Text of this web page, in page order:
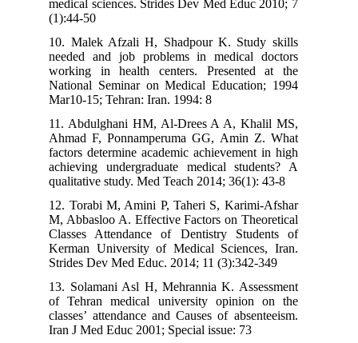
medical sciences. Strides Dev Med Educ 2010; 7
(1):44-50
10. Malek Afzali H, Shadpour K. Study skills
needed and job problems in medical doctors
working in health centers. Presented at the
National Seminar on Medical Education; 1994
Mar10-15; Tehran: Iran. 1994: 8
11. Abdulghani HM, Al-Drees A A, Khalil MS,
Ahmad F, Ponnamperuma GG, Amin Z. What
factors determine academic achievement in high
achieving undergraduate medical students? A
qualitative study. Med Teach 2014; 36(1): 43-8
12. Torabi M, Amini P, Taheri S, Karimi-Afshar
M, Abbasloo A. Effective Factors on Theoretical
Classes Attendance of Dentistry Students of
Kerman University of Medical Sciences, Iran.
Strides Dev Med Educ. 2014; 11 (3):342-349
13. Solamani Asl H, Mehrannia K. Assessment
of Tehran medical university opinion on the
classes’ attendance and Causes of absenteeism.
Iran J Med Educ 2001; Special issue: 73